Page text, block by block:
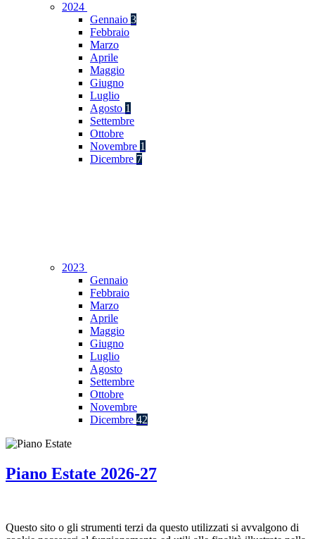
2024
Gennaio 3
Febbraio
Marzo
Aprile
Maggio
Giugno
Luglio
Agosto 1
Settembre
Ottobre
Novembre 1
Dicembre 7
2023
Gennaio
Febbraio
Marzo
Aprile
Maggio
Giugno
Luglio
Agosto
Settembre
Ottobre
Novembre
Dicembre 42
Piano Estate 2026-27
Questo sito o gli strumenti terzi da questo utilizzati si avvalgono di